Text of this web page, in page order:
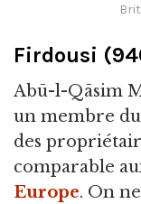
Firdousi
Abū-l-Qāsim
un membre du
des
comparable
Europe. On